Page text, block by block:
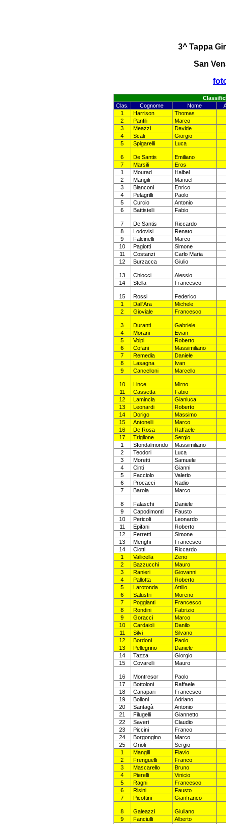
3^ Tappa
San
Clas.
Cognome Nome
1
Harrison
Thomas
2
Panfili
Marco
3
Meazzi
Davide
4
Scali
Giorgio
5
Spigarelli Luca
6 De Santis
Emiliano
7
Marsili
Eros
1
Mourad
Haibel
2
Mangili
Manuel
3
Bianconi
Enrico
4
Pelagrilli
Paolo
5
Curcio
Antonio
6
Battistelli Fabio
7 De Santis
Riccardo
8
Lodovisi
Renato
9
Falcinelli
Marco
10
Pagiotti
Simone
11
Costanzi
Carlo Maria
12
Burzacca Giulio
13 Chiocci
Alessio
14
Stella Francesco
15 Rossi
Federico
1
Dall'Ara
Michele
2
Gioviale Francesco
3 Duranti
Gabriele
4
Morani
Evian
5
Volpi
Roberto
6
Cofani
Massimiliano
7
Remedia
Daniele
8
Lasagna
Ivan
9
Cancelloni Marcello
10 Lince
Mirno
11
Cassetta
Fabio
12
Lamincia
Gianluca
13
Leonardi
Roberto
14
Dorigo
Massimo
15
Antonelli
Marco
16
De Rosa
Raffaele
17
Triglione
Sergio
1
Sfondalmondo
Massimiliano
2
Teodori
Luca
3
Moretti
Samuele
4
Cinti
Gianni
5
Facciolo
Valerio
6
Procacci
Nadio
7
Barola Marco
8 Falaschi
Daniele
9
Capodimonti
Fausto
10
Pericoli
Leonardo
11
Epifani
Roberto
12
Ferretti
Simone
13
Menghi
Francesco
14
Ciotti
Riccardo
1
Vallicella
Zeno
2
Bazzucchi
Mauro
3
Ranieri
Giovanni
4
Pallotta
Roberto
5
Larotonda
Attilio
6
Salustri
Moreno
7
Poggianti
Francesco
8
Rondini
Fabrizio
9
Goracci
Marco
10
Cardaioli
Danilo
11
Silvi
Silvano
12
Bordoni
Paolo
13
Pellegrino
Daniele
14
Tazza
Giorgio
15
Covarelli Mauro
16 Montresor
Paolo
17
Bottoloni
Raffaele
18
Canapari
Francesco
19
Bolloni
Adriano
20
Santagà
Antonio
21
Filugelli
Giannetto
22
Saveri
Claudio
23
Piccini
Franco
24
Borgongino
Marco
25
Orioli
Sergio
1
Mangili
Flavio
2
Frenguelli
Franco
3
Mascarello
Bruno
4
Pierelli
Vinicio
5
Ragni
Francesco
6
Risini
Fausto
7
Picottini Gianfranco
8 Galeazzi
Giuliano
9
Fanciulli Alberto